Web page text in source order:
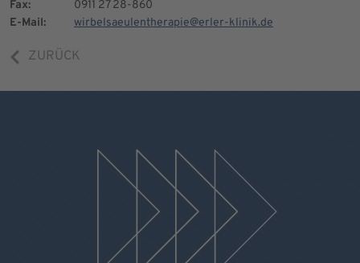
Fax:
0911 27 28-860
E-Mail:
wirbelsaeulentherapie@erler-klinik.de
ZURÜCK